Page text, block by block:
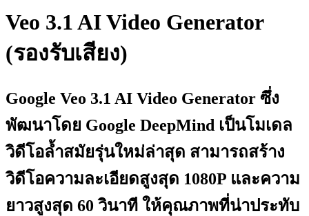
Veo 3.1 AI Video Generator
(รองรับเสียง)
Google Veo 3.1 AI Video Generator ซึ่ง
พัฒนาโดย Google DeepMind เป็นโมเดล
วิดีโอล้ำสมัยรุ่นใหม่ล่าสุด สามารถสร้าง
วิดีโอความละเอียดสูงสุด 1080P และความ
ยาวสูงสุด 60 วินาที ให้คุณภาพที่น่าประทับ